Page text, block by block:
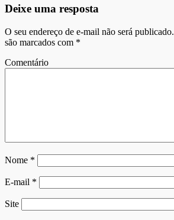
Deixe uma resposta
O seu endereço de e-mail não será publicado.
são marcados com *
Comentário
Nome *
E-mail *
Site